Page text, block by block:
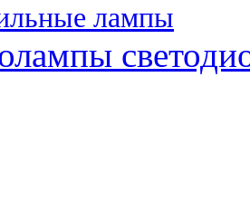
лампы